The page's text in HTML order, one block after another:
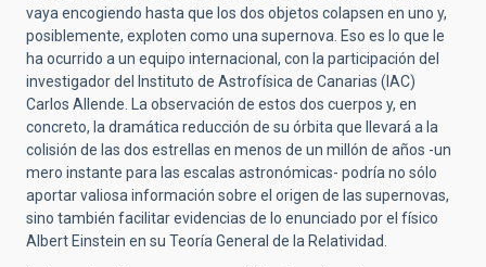
vaya encogiendo hasta que los dos objetos colapsen en uno y,
posiblemente, exploten como una supernova. Eso es lo que le
ha ocurrido a un equipo internacional, con la participación del
investigador del Instituto de Astrofísica de Canarias (IAC)
Carlos Allende. La observación de estos dos cuerpos y, en
concreto, la dramática reducción de su órbita que llevará a la
colisión de las dos estrellas en menos de un millón de años -un
mero instante para las escalas astronómicas- podría no sólo
aportar valiosa información sobre el origen de las supernovas,
sino también facilitar evidencias de lo enunciado por el físico
Albert Einstein en su Teoría General de la Relatividad.